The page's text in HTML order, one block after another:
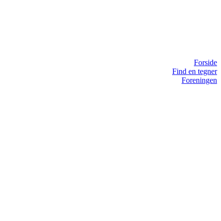
Forside
Find en tegner
Foreningen